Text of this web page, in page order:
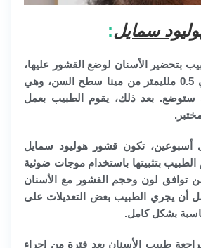
سمايل:
بتحضير الأسنان لوضع القشور عليها،
حيث يتم إزالة حوالي 0.5 ملليمتر من مينا سطح السن، وهي
ستوضع. بعد ذلك، يقوم الطبيب بعمل
أسبوعين، تكون قشور هوليود سمايل
بتثبيتها باستخدام موجات ضوئية
توافق لون وحجم القشور مع الأسنان
أن يجري الطبيب بعض التعديلات على
بشكل كامل.
طبيب الأسنان بعد فترة من إجراء